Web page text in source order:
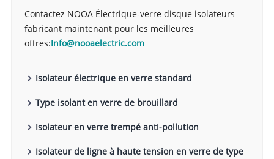
Contactez NOOA Électrique-verre disque isolateurs
fabricant maintenant pour les meilleures
offres:Info@nooaelectric.com
Isolateur électrique en verre standard
Type isolant en verre de brouillard
Isolateur en verre trempé anti-pollution
Isolateur de ligne à haute tension en verre de type